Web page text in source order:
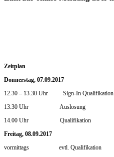
Zeitplan
Donnerstag, 07.09.2017
12.30 – 13.30 Uhr Sign-In Qualifikation
13.30 Uhr Auslosung
14.00 Uhr Qualifikation
Freitag, 08.09.2017
vormittags evtl. Qualifikation